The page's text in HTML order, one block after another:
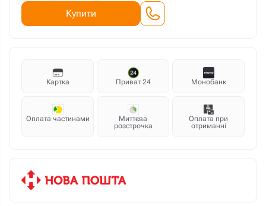
Купити
Картка Приват 24 Монобанк
Оплата частинами
Миттєва
розстрочка
Оплата при
отриманні